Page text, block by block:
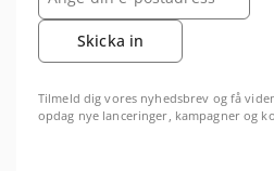
Skicka in
Tilmeld dig vores nyhedsbrev og få
opdag nye lanceringer, kampagner og